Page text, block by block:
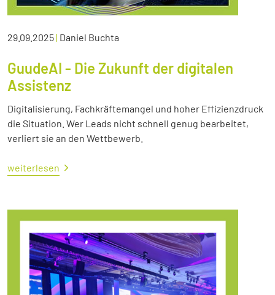
29.09.2025| Daniel Buchta
GuudeAI - Die Zukunft der digitalen
Assistenz
Digitalisierung, Fachkräftemangel und hoher Effizienzdruck
die Situation. Wer Leads nicht schnell genug bearbeitet,
verliert sie an den Wettbewerb.
weiterlesen